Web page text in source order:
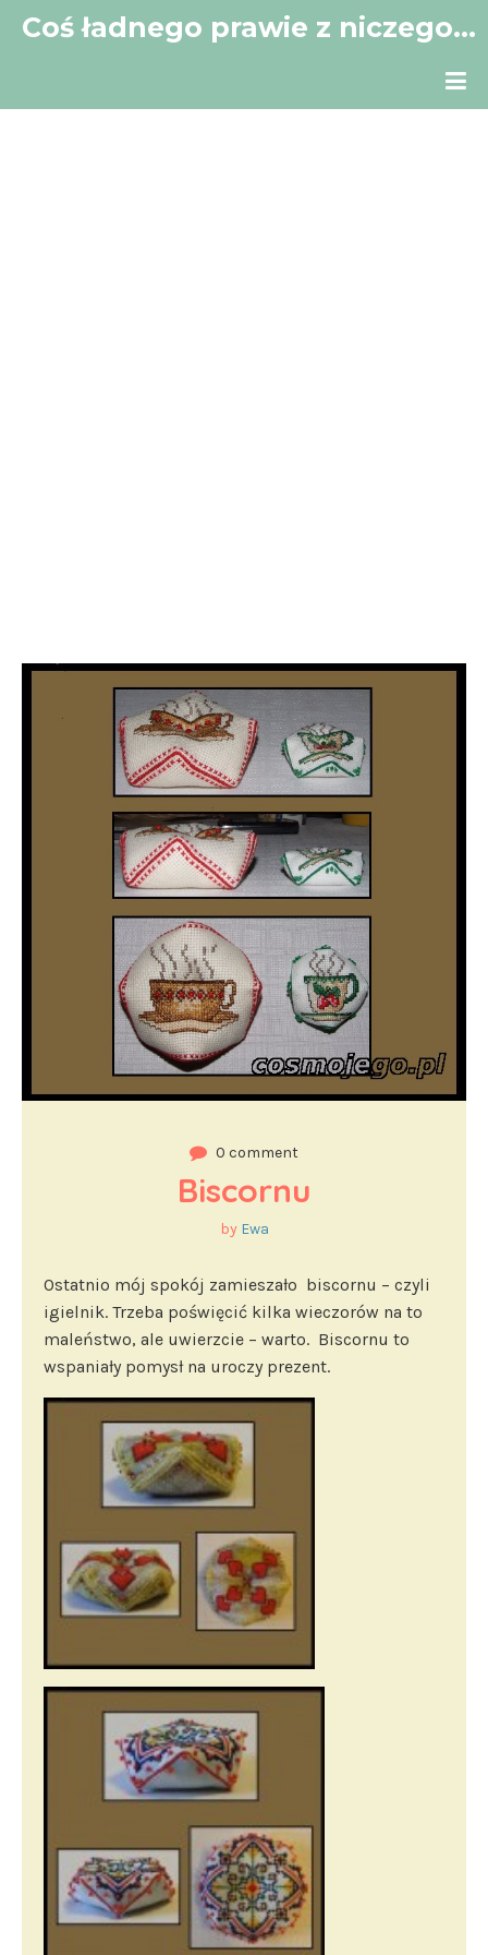
Coś ładnego prawie z niczego…
0 comment
Biscornu
by Ewa
Ostatnio mój spokój zamieszało biscornu – czyli
igielnik. Trzeba poświęcić kilka wieczorów na to
maleństwo, ale uwierzcie – warto. Biscornu to
wspaniały pomysł na uroczy prezent.